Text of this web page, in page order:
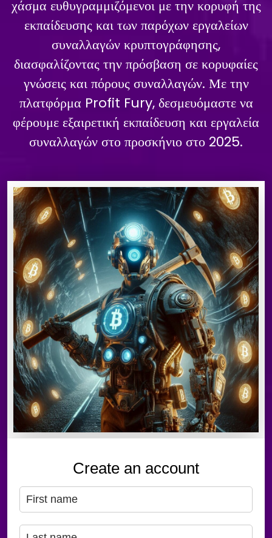
χάσμα ευθυγραμμιζόμενοι με την κορυφή της
εκπαίδευσης και των παρόχων εργαλείων
συναλλαγών κρυπτογράφησης,
διασφαλίζοντας την πρόσβαση σε κορυφαίες
γνώσεις και πόρους συναλλαγών. Με την
πλατφόρμα Profit Fury, δεσμευόμαστε να
φέρουμε εξαιρετική εκπαίδευση και εργαλεία
συναλλαγών στο προσκήνιο στο 2025.